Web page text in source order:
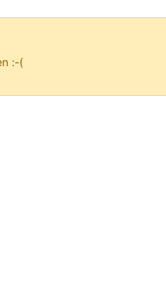
:-(